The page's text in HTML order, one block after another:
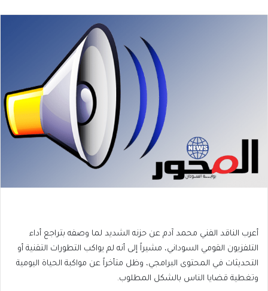
أعرب الناقد الفني محمد آدم عن حزنه الشديد لما وصفه بتراجع أداء
التلفزيون القومي السوداني، مشيراً إلى أنه لم يواكب التطورات التقنية أو
التحديثات في المحتوى البرامجي، وظل متأخراً عن مواكبة الحياة اليومية
وتغطية قضايا الناس بالشكل المطلوب.